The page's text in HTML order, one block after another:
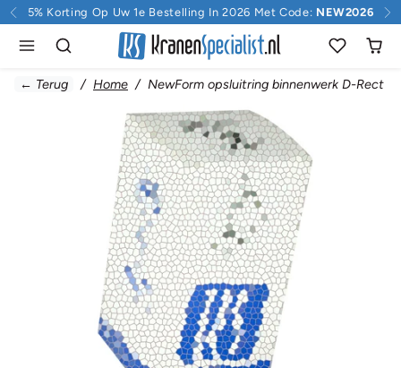
Doorgaan naar inhoud
5% Korting Op Uw 1e Bestelling In 2026 Met Code: NEW2026
← Terug Home NewForm opsluitring binnenwerk D-Rect